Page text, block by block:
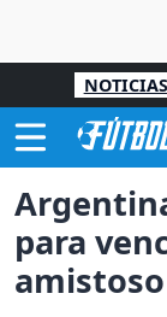
NOTICIAS
para
amistoso